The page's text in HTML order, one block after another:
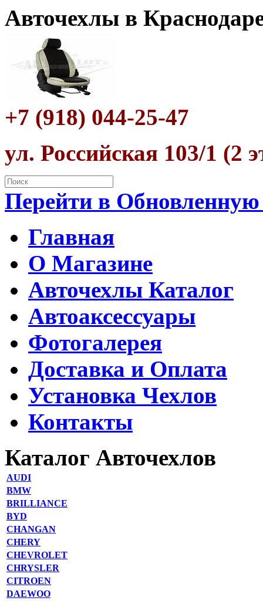
Авточехлы в
+7 (918) 044-25-47
ул. Российская 103/1 (2
Перейти в
Главная
О Магазине
Авточехлы Каталог
Автоаксессуары
Фотогалерея
Доставка и Оплата
Установка Чехлов
Контакты
Каталог Авточехлов
AUDI
BMW
BRILLIANCE
BYD
CHANGAN
CHERY
CHEVROLET
CHRYSLER
CITROEN
DAEWOO